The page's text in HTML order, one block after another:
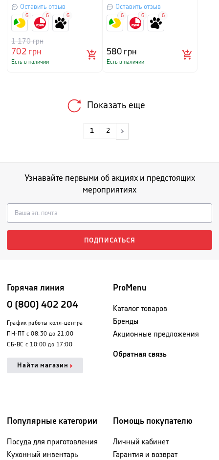
Оставить отзыв
702 грн
1 170грн
Есть в наличии
6 6 6
белый
Оставить отзыв
580грн
Есть в наличии
6 6 6
Показать еще
1 2
Узнавайте первыми об акциях и предстоящих
мероприятиях
ПОДПИСАТЬСЯ
Горячая линия
0 (800) 402 204
График работы колл-центра
ПН-ПТ с 08:30 до 21:00
СБ-ВС с 10:00 до 17:00
Найти магазин
ProMenu
Каталог товаров
Бренды
Акционные предложения
Обратная связь
Популярные категории
Посуда для приготовления
Кухонный инвентарь
Помощь покупателю
Личный кабинет
Гарантия и возврат